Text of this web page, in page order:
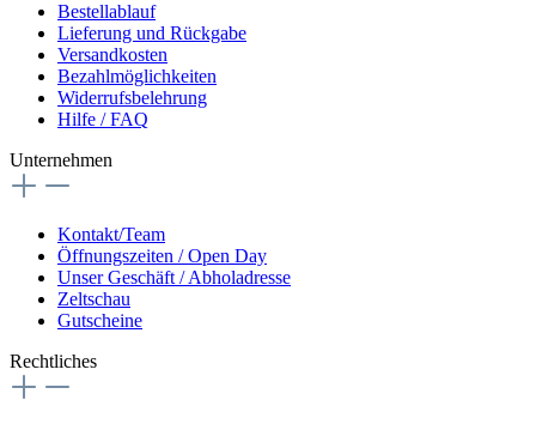
Bestellablauf
Lieferung und Rückgabe
Versandkosten
Bezahlmöglichkeiten
Widerrufsbelehrung
Hilfe / FAQ
Unternehmen
Kontakt/Team
Öffnungszeiten / Open Day
Unser Geschäft / Abholadresse
Zeltschau
Gutscheine
Rechtliches